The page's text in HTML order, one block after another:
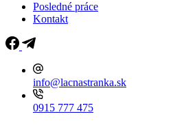
Posledné práce
Kontakt
info@lacnastranka.sk
0915 777 475